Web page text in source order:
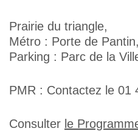
Prairie du triangle,
Métro : Porte de Pantin,
Parking : Parc de la
PMR : Contactez le 01
Consulter le